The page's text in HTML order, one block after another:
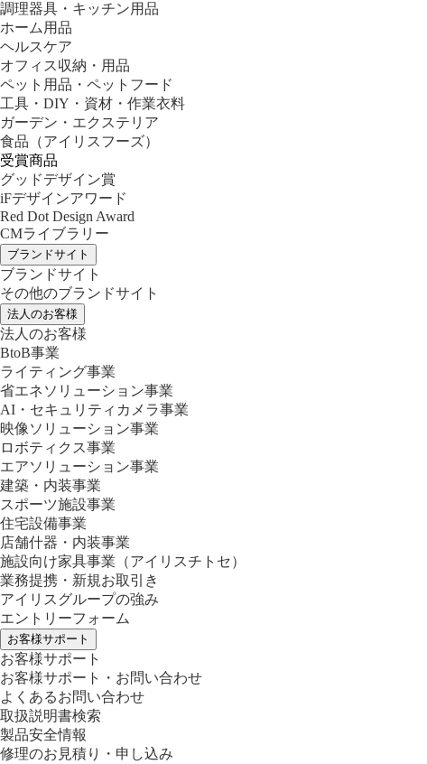
調理器具・キッチン用品
ホーム用品
ヘルスケア
オフィス収納・用品
ペット用品・ペットフード
工具・DIY・資材・作業衣料
ガーデン・エクステリア
食品 （アイリスフーズ）
受賞商品
グッドデザイン賞
iFデザインアワード
Red Dot Design Award
CMライブラリー
ブランドサイト
ブランドサイト
その他のブランドサイト
法人のお客様
法人のお客様
BtoB事業
ライティング事業
省エネソリューション事業
AI・セキュリティカメラ事業
映像ソリューション事業
ロボティクス事業
エアソリューション事業
建築・内装事業
スポーツ施設事業
住宅設備事業
店舗什器・内装事業
施設向け家具事業 （アイリスチトセ）
業務提携・新規お取引き
アイリスグループの強み
エントリーフォーム
お客様サポート
お客様サポート
お客様サポート・お問い合わせ
よくあるお問い合わせ
取扱説明書検索
製品安全情報
修理のお見積り・申し込み